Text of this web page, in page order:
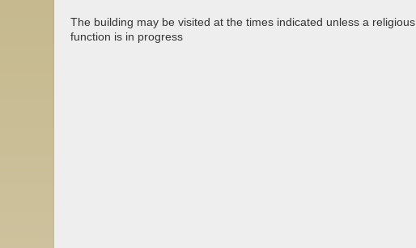
The building may be visited at the times indicated unless a religious
function is in progress